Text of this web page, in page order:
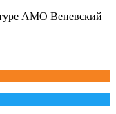
АМО Веневский